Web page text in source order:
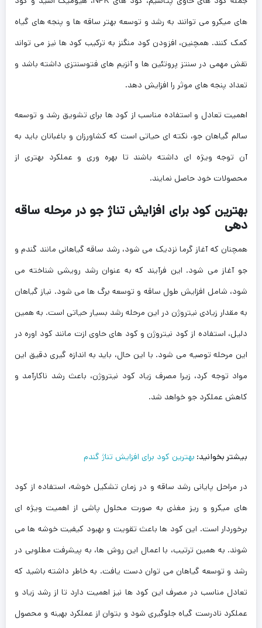
های میکرو می ‌توانند به رشد و توسعه بهتر ساقه ‌ها و پنجه ‌های گیاه
کمک کنند. همچنین، افزودن کود منگنز به ترکیب کود ها نیز می ‌تواند
نقش مهمی در سنتز پروتئین ‌ها و آنزیم ‌های فتوسنتزی داشته باشد و
تعداد پنجه ‌های موثر را افزایش دهد.
اهمیت تعادل و استفاده مناسب از کود ها برای تشویق رشد و توسعه
سالم گیاهان جو، نکته ‌ای حیاتی است که کشاورزان و باغبانان باید به
آن توجه ویژه‌ ای داشته باشند تا بهره ‌وری و عملکرد بهتری از
محصولات خود حاصل نمایند.
بهترین کود برای افزایش تناژ جو در مرحله ساقه
دهی
همچنان که آغاز گرما نزدیک می ‌شود، رشد ساقه گیاهانی مانند گندم و
جو آغاز می‌ شود. این فرآیند که به عنوان رشد رویشی شناخته می
‌شود، شامل افزایش طول ساقه و توسعه برگ ‌ها می ‌شود. نیاز گیاهان
به مقدار زیادی نیتروژن در این مرحله رشد بسیار حیاتی است. به همین
دلیل، استفاده از کود نیتروژن و کود های حاوی ازت مانند کود اوره در
این مرحله توصیه می ‌شود. با این حال، باید به اندازه‌ گیری دقیق این
مواد توجه کرد، زیرا مصرف زیاد کود نیتروژن، باعث رشد ناکارآمد و
کاهش عملکرد جو خواهد شد.
بیشتر بخوانید: بهترین کود برای افزایش تناژ گندم
در مراحل پایانی رشد ساقه و در زمان تشکیل خوشه، استفاده از کود
های میکرو و ریز مغذی به صورت محلول ‌پاشی از اهمیت ویژه ‌ای
برخوردار است. این کود ها باعث تقویت و بهبود کیفیت خوشه ‌ها می
‌شوند. به همین ترتیب، با اعمال این روش ‌ها، به پیشرفت مطلوبی در
رشد و توسعه گیاهان می ‌توان دست یافت. به خاطر داشته باشید که
تعادل مناسب در مصرف این کود ها نیز اهمیت دارد تا از رشد زیاد و
عملکرد نادرست گیاه جلوگیری شود و بتوان از عملکرد بهینه و محصول